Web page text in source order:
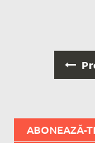
navigation
ABONEAZĂ-